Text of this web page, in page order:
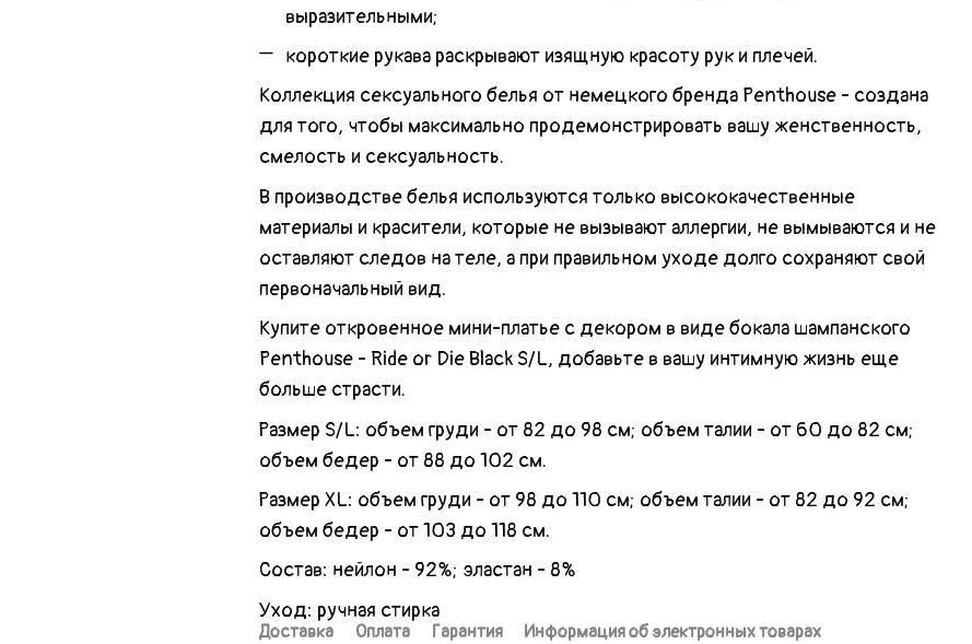
выразительными;
короткие рукава раскрывают изящную красоту рук и плечей.
Коллекция сексуального белья от немецкого бренда Penthouse - создана
для того, чтобы максимально продемонстрировать вашу женственность,
смелость и сексуальность.
В производстве белья используются только высококачественные
материалы и красители, которые не вызывают аллергии, не вымываются и не
оставляют следов на теле, а при правильном уходе долго сохраняют свой
первоначальный вид.
Купите откровенное мини-платье с декором в виде бокала шампанского
Penthouse - Ride or Die Black S/L, добавьте в вашу интимную жизнь еще
больше страсти.
Размер S/L: объем груди - от 82 до 98 см; объем талии - от 60 до 82 см;
объем бедер - от 88 до 102 см.
Размер XL: объем груди - от 98 до 110 см; объем талии - от 82 до 92 см;
объем бедер - от 103 до 118 см.
Состав: нейлон - 92%; эластан - 8%
Уход: ручная стирка
Доставка Оплата Гарантия Информация об электронных товарах